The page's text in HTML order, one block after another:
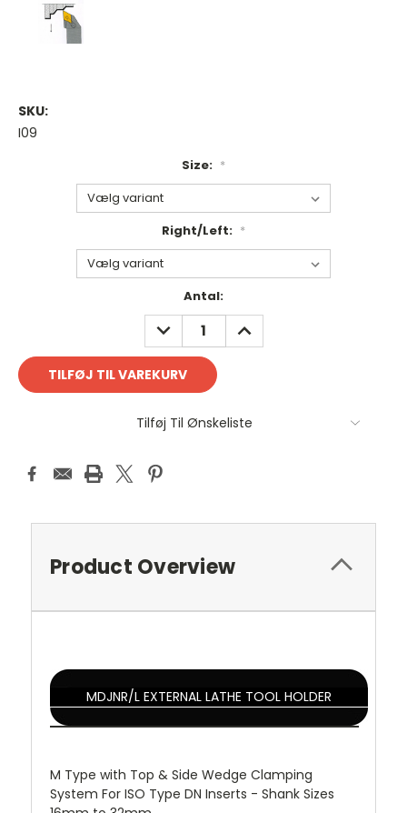
SKU:
I09
Size: *
Right/Left: *
Antal:
REDUCER
ANTAL:
FORØG
ANTAL:
Tilføj Til Ønskeliste
Product Overview
MDJNR/L EXTERNAL LATHE TOOL HOLDER
M Type with Top & Side Wedge Clamping
System For ISO Type DN Inserts - Shank Sizes